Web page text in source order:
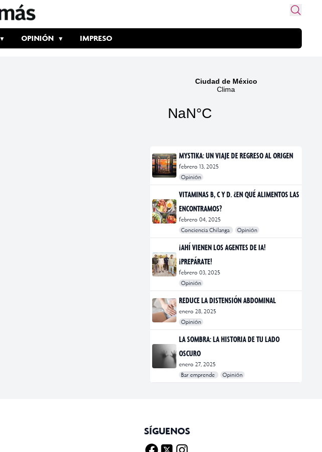
OPINIÓN IMPRESO
MYSTIKA: UN VIAJE DE REGRESO AL ORIGEN
febrero 13, 2025
Opinión
#exposiciones
#fotografía
VITAMINAS B, C Y D. ¿EN QUÉ ALIMENTOS LAS
ENCONTRAMOS?
febrero 04, 2025
Conciencia Chilanga
Opinión
#bienestar
#Opinión
#Principal
¡AHÍ VIENEN LOS AGENTES DE IA!
¡PREPÁRATE!
febrero 03, 2025
Opinión
#Bar Emprende
#Opinión
#Principal
REDUCE LA DISTENSIÓN ABDOMINAL
enero 28, 2025
Opinión
#bienestar
#Opinión
#Principal
#Salud
LA SOMBRA: LA HISTORIA DE TU LADO
OSCURO
enero 27, 2025
Bar emprende
Opinión
#Bar Emprende
#CDMX
#marketing
SÍGUENOS